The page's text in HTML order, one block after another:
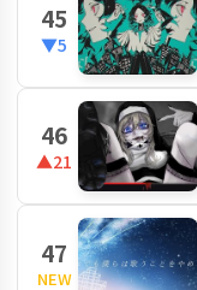
45
▼5
46
▲21
47
NEW